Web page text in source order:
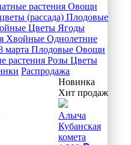
растения Овощи
(рассада) Плодовые
Цветы Ягоды
Хвойные Однолетние
марта Плодовые Овощи
растения Розы Цветы
Распродажа
Новинка
Хит продаж
Алыча
Кубанская
комета